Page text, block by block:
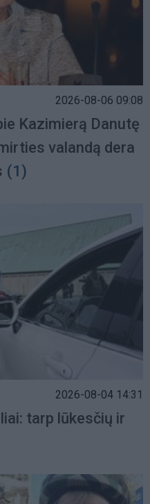
2026-08-06 09:08
Kazimierą Danutę
valandą dera
(1)
2026-08-04 14:31
tarp lūkesčių ir